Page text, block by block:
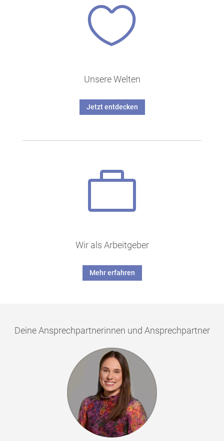

Unsere Welten
Jetzt entdecken

Wir als Arbeitgeber
Mehr erfahren
Deine Ansprechpartnerinnen und Ansprechpartner